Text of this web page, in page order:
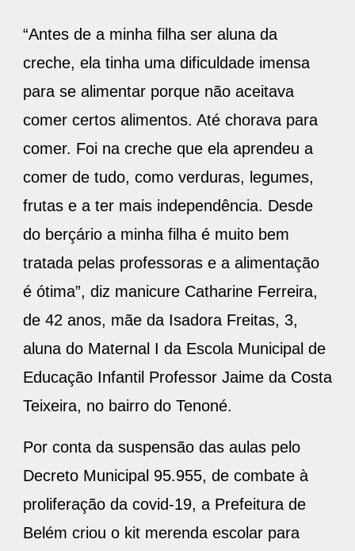
“Antes de a minha filha ser aluna da
creche, ela tinha uma dificuldade imensa
para se alimentar porque não aceitava
comer certos alimentos. Até chorava para
comer. Foi na creche que ela aprendeu a
comer de tudo, como verduras, legumes,
frutas e a ter mais independência. Desde
do berçário a minha filha é muito bem
tratada pelas professoras e a alimentação
é ótima”, diz manicure Catharine Ferreira,
de 42 anos, mãe da Isadora Freitas, 3,
aluna do Maternal I da Escola Municipal de
Educação Infantil Professor Jaime da Costa
Teixeira, no bairro do Tenoné.
Por conta da suspensão das aulas pelo
Decreto Municipal 95.955, de combate à
proliferação da covid-19, a Prefeitura de
Belém criou o kit merenda escolar para